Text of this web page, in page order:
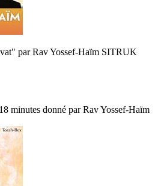
par Rav Yossef-Haïm SITRUK
minutes donné par Rav Yossef-Haïm